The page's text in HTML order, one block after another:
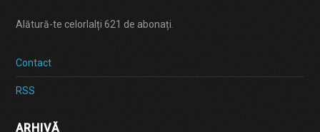
Alătură-te celorlalți 621 de abonați.
Contact
RSS
ARHIVĂ